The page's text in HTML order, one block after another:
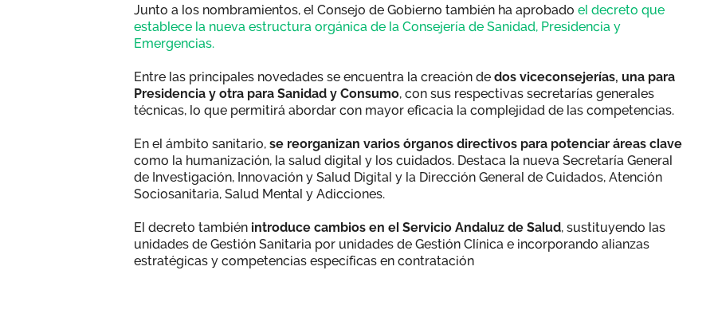
Junto a los nombramientos, el Consejo de Gobierno también ha aprobado el decreto que
establece la nueva estructura orgánica de la Consejería de Sanidad, Presidencia y
Emergencias.
Entre las principales novedades se encuentra la creación de dos viceconsejerías, una para
Presidencia y otra para Sanidad y Consumo, con sus respectivas secretarías generales
técnicas, lo que permitirá abordar con mayor eficacia la complejidad de las competencias.
En el ámbito sanitario, se reorganizan varios órganos directivos para potenciar áreas clave
como la humanización, la salud digital y los cuidados. Destaca la nueva Secretaría General
de Investigación, Innovación y Salud Digital y la Dirección General de Cuidados, Atención
Sociosanitaria, Salud Mental y Adicciones.
El decreto también introduce cambios en el Servicio Andaluz de Salud, sustituyendo las
unidades de Gestión Sanitaria por unidades de Gestión Clínica e incorporando alianzas
estratégicas y competencias específicas en contratación